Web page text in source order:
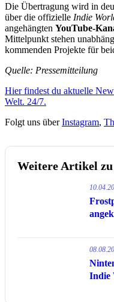
Die Übertragung wird in
über die offizielle Indie
angehängten YouTube-
Mittelpunkt stehen
kommenden Projekte für
Quelle: Pressemitteilung
Hier findest du aktuelle
Welt. 24/7.
Folgt uns überInstagram,
Weitere Artikel zu
Indie